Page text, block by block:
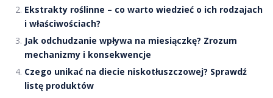
Ekstrakty roślinne – co warto wiedzieć o ich rodzajach
i właściwościach?
Jak odchudzanie wpływa na miesiączkę? Zrozum
mechanizmy i konsekwencje
Czego unikać na diecie niskotłuszczowej? Sprawdź
listę produktów